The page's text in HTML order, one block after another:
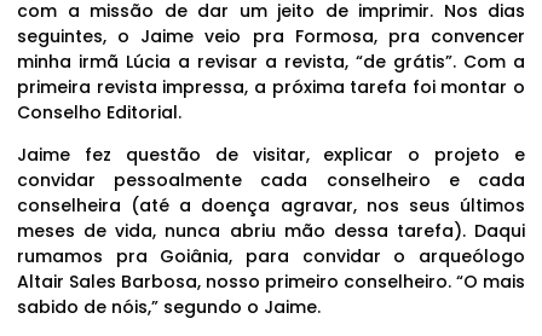
com a missão de dar um jeito de imprimir. Nos dias
seguintes, o Jaime veio pra Formosa, pra convencer
minha irmã Lúcia a revisar a revista, “de grátis”. Com a
primeira revista impressa, a próxima tarefa foi montar o
Conselho Editorial.
Jaime fez questão de visitar, explicar o projeto e
convidar pessoalmente cada conselheiro e cada
conselheira (até a doença agravar, nos seus últimos
meses de vida, nunca abriu mão dessa tarefa). Daqui
rumamos pra Goiânia, para convidar o arqueólogo
Altair Sales Barbosa, nosso primeiro conselheiro. “O mais
sabido de nóis,” segundo o Jaime.